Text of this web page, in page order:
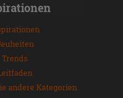
Trends
andere Kategorien